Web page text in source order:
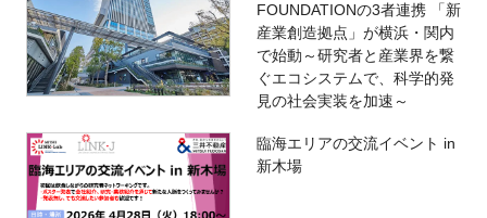
FOUNDATIONの3者連携 「新
産業創造拠点」が横浜・関内
で始動～研究者と産業界を繋
ぐエコシステムで、科学的発
見の社会実装を加速～
臨海エリアの交流イベント in
新木場